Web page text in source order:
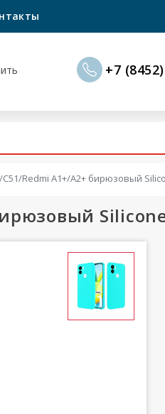
+7
Redmi A1+/A2+ бирюзовый